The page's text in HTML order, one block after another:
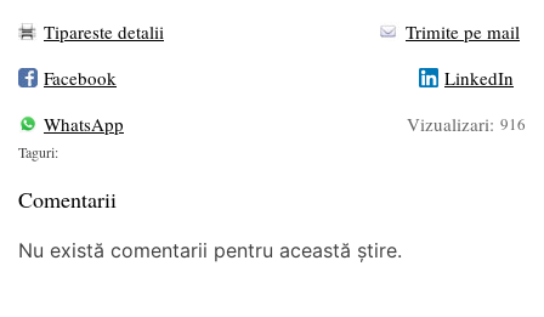
Tipareste detalii
Trimite pe mail
Facebook
LinkedIn
WhatsApp
Vizualizari: 916
Taguri:
Comentarii
Nu există comentarii pentru această știre.